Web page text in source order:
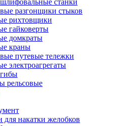
станки
разгонщики стыков
рихтовщики
гайковерты
домкраты
краны
путевые тележки
электроагрегаты
рельсовые
для накатки желобков